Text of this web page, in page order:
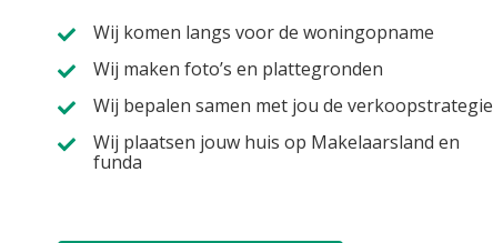
Wij komen langs voor de woningopname
Wij maken foto’s en plattegronden
Wij bepalen samen met jou de verkoopstrategie
Wij plaatsen jouw huis op Makelaarsland en
funda